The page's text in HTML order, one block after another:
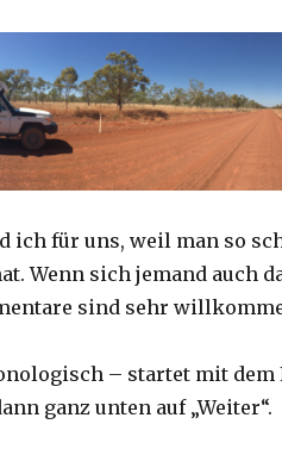
ich für uns, weil man so
Wenn sich jemand auch
sind sehr
– startet mit dem
ganz unten auf „Weiter“.